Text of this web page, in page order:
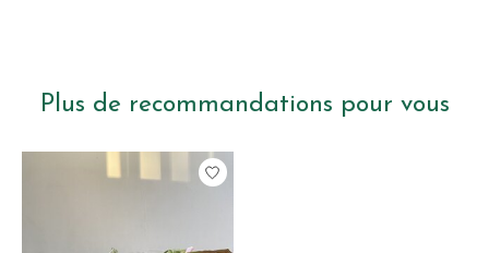
Plus de recommandations pour vous
Articles du carrousel de produits